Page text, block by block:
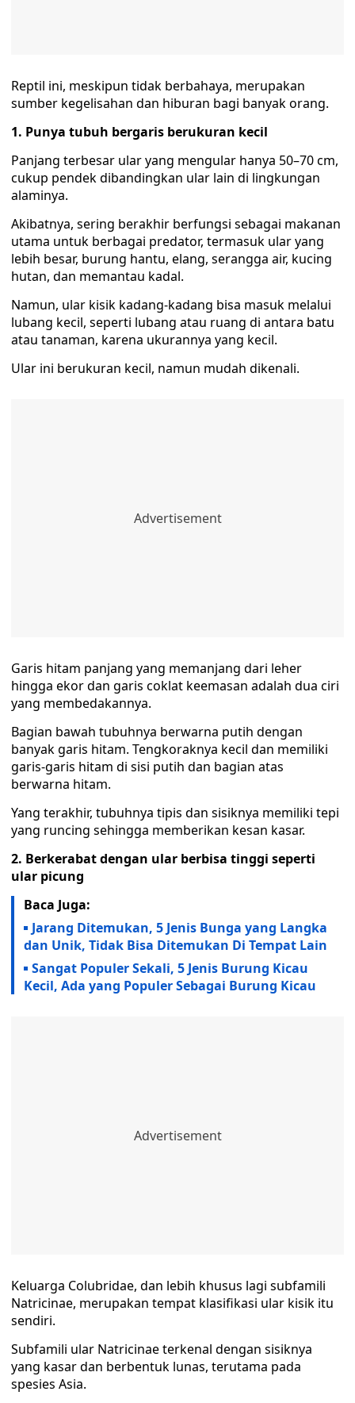
Reptil ini, meskipun tidak berbahaya, merupakan
sumber kegelisahan dan hiburan bagi banyak orang.
1. Punya tubuh bergaris berukuran kecil
Panjang terbesar ular yang mengular hanya 50–70 cm,
cukup pendek dibandingkan ular lain di lingkungan
alaminya.
Akibatnya, sering berakhir berfungsi sebagai makanan
utama untuk berbagai predator, termasuk ular yang
lebih besar, burung hantu, elang, serangga air, kucing
hutan, dan memantau kadal.
Namun, ular kisik kadang-kadang bisa masuk melalui
lubang kecil, seperti lubang atau ruang di antara batu
atau tanaman, karena ukurannya yang kecil.
Ular ini berukuran kecil, namun mudah dikenali.
Garis hitam panjang yang memanjang dari leher
hingga ekor dan garis coklat keemasan adalah dua ciri
yang membedakannya.
Bagian bawah tubuhnya berwarna putih dengan
banyak garis hitam. Tengkoraknya kecil dan memiliki
garis-garis hitam di sisi putih dan bagian atas
berwarna hitam.
Yang terakhir, tubuhnya tipis dan sisiknya memiliki tepi
yang runcing sehingga memberikan kesan kasar.
2. Berkerabat dengan ular berbisa tinggi seperti
ular picung
Baca Juga:
Jarang Ditemukan, 5 Jenis Bunga yang Langka
dan Unik, Tidak Bisa Ditemukan Di Tempat Lain
Sangat Populer Sekali, 5 Jenis Burung Kicau
Kecil, Ada yang Populer Sebagai Burung Kicau
Keluarga Colubridae, dan lebih khusus lagi subfamili
Natricinae, merupakan tempat klasifikasi ular kisik itu
sendiri.
Subfamili ular Natricinae terkenal dengan sisiknya
yang kasar dan berbentuk lunas, terutama pada
spesies Asia.